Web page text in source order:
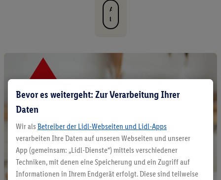
A
l
l
d
k
e
n
t
d
c
Bevor es weitergeht: Zur Verarbeitung Ihrer
Daten
Wir als Betreiber der Lidl-Webseiten und Lidl-Apps
verarbeiten Ihre Daten auf unseren Webseiten und unserer
App (gemeinsam: „Lidl-Dienste“) mittels verschiedener
Techniken, mit denen eine Speicherung und ein Zugriff auf
Informationen in Ihrem Endgerät erfolgt. Diese sind teilweise